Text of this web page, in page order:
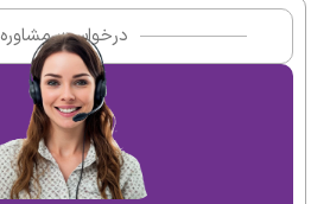
درخواست مشاوره